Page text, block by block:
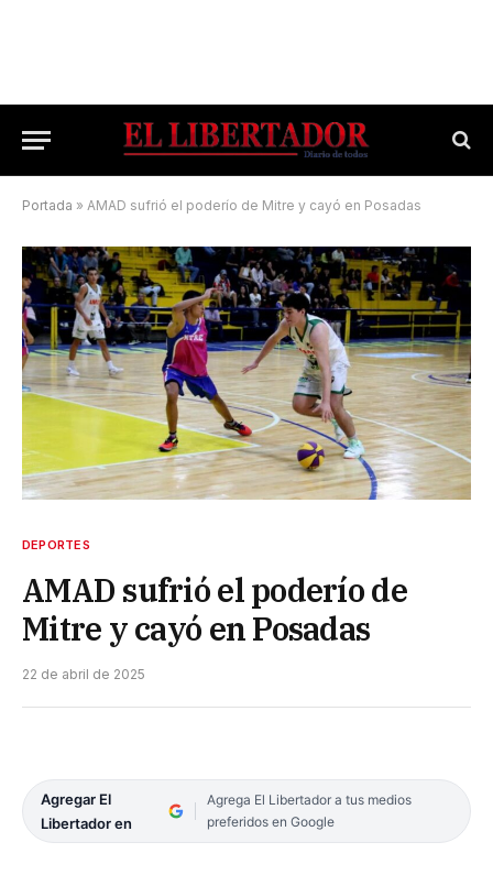
Portada » AMAD sufrió el poderío de Mitre y cayó en Posadas
DEPORTES
AMAD sufrió el poderío de
Mitre y cayó en Posadas
22 de abril de 2025
Agregar El
Libertador en
Agrega El Libertador a tus medios
preferidos en Google